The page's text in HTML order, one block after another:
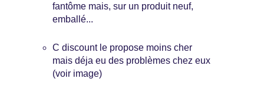
fantôme mais, sur un produit neuf,
emballé...
C discount le propose moins cher
mais déja eu des problèmes chez eux
(voir image)